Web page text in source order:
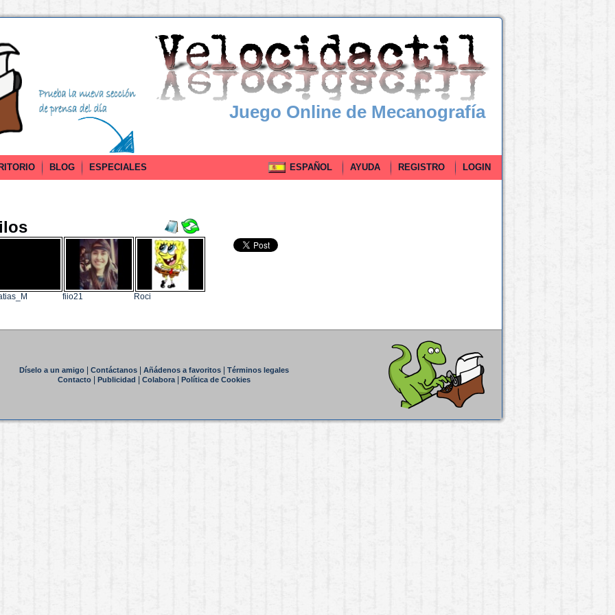
Juego Online de Mecanografía
BLOG ESPECIALES ESPAÑOL AYUDA REGISTRO LOGIN
fiio21 Roci
Díselo a un amigo| Contáctanos| Añádenos a favoritos|
Términos legales
Contacto| Publicidad Colabora| Política de Cookies